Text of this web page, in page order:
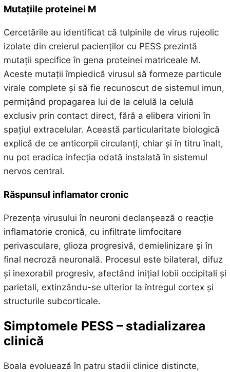
Mutațiile proteinei M
Cercetările au identificat că tulpinile de virus rujeolic
izolate din creierul pacienților cu PESS prezintă
mutații specifice în gena proteinei matriceale M.
Aceste mutații împiedică virusul să formeze particule
virale complete și să fie recunoscut de sistemul imun,
permițând propagarea lui de la celulă la celulă
exclusiv prin contact direct, fără a elibera virioni în
spațiul extracelular. Această particularitate biologică
explică de ce anticorpii circulanți, chiar și în titru înalt,
nu pot eradica infecția odată instalată în sistemul
nervos central.
Răspunsul inflamator cronic
Prezența virusului în neuroni declanșează o reacție
inflamatorie cronică, cu infiltrate limfocitare
perivasculare, glioza progresivă, demielinizare și în
final necroză neuronală. Procesul este bilateral, difuz
și inexorabil progresiv, afectând inițial lobii occipitali și
parietali, extinzându-se ulterior la întregul cortex și
structurile subcorticale.
Simptomele PESS – stadializarea
clinică
Boala evoluează în patru stadii clinice distincte,